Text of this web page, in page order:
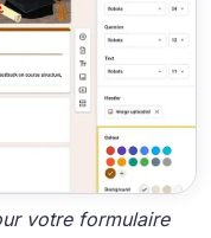
votre formulaire